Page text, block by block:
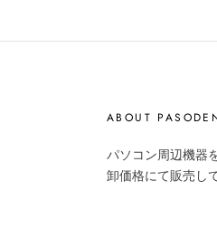
ABOUT
パソコン周辺機器
卸価格にて販売し